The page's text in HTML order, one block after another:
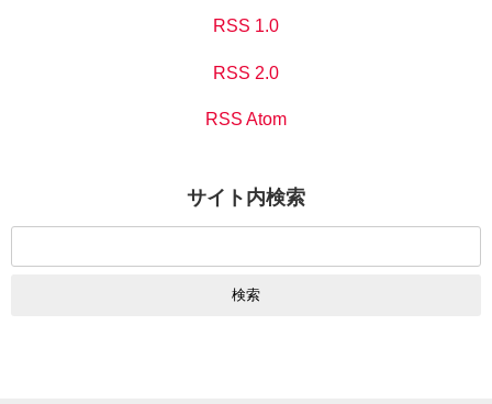
RSS 1.0
RSS 2.0
RSS Atom
サイト内検索